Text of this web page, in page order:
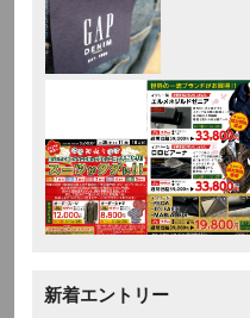
新着エントリー